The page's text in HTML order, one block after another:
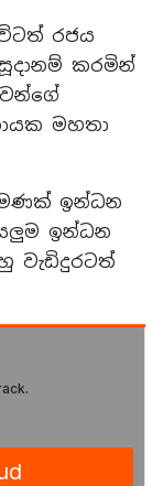
රජය
කරමින්
මහතා
ඉන්ධන
ඉන්ධන
වැඩිදුරටත්